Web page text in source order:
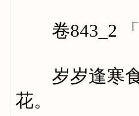
卷843_2 「
岁岁逢寒食
花。